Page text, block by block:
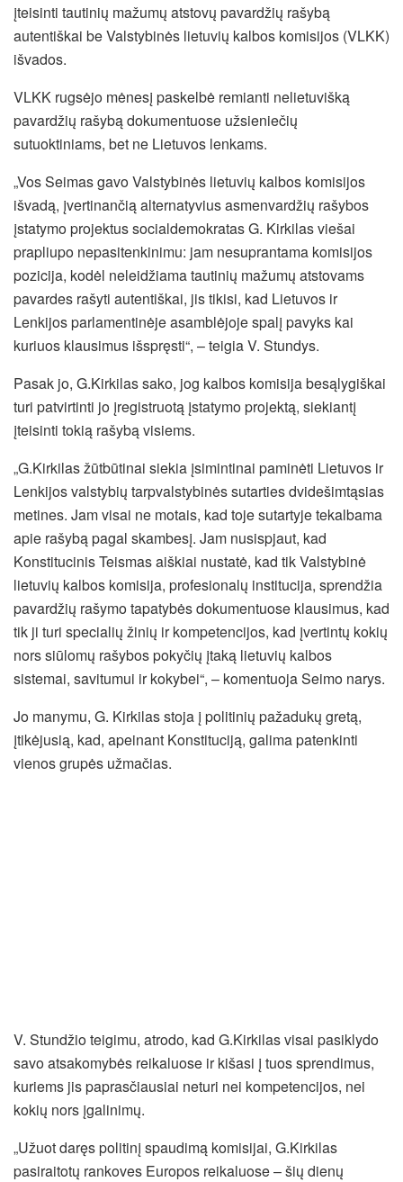
įteisinti tautinių mažumų atstovų pavardžių rašybą
autentiškai be Valstybinės lietuvių kalbos komisijos (VLKK)
išvados.
VLKK rugsėjo mėnesį paskelbė remianti nelietuvišką
pavardžių rašybą dokumentuose užsieniečių
sutuoktiniams, bet ne Lietuvos lenkams.
„Vos Seimas gavo Valstybinės lietuvių kalbos komisijos
išvadą, įvertinančią alternatyviusasmenvardžių rašybos
įstatymo projektus socialdemokratas G. Kirkilas viešai
prapliupo nepasitenkinimu: jam nesuprantama komisijos
pozicija, kodėl neleidžiama tautinių mažumų atstovams
pavardes rašyti autentiškai, jis tikisi, kad Lietuvos ir
Lenkijos parlamentinėje asamblėjoje spalį pavyks kai
kuriuos klausimus išspręsti“, – teigia V. Stundys.
Pasak jo, G.Kirkilas sako, jog kalbos komisija besąlygiškai
turi patvirtinti jo įregistruotą įstatymo projektą, siekiantį
įteisinti tokią rašybą visiems.
„G.Kirkilas žūtbūtinai siekia įsimintinai paminėti Lietuvos ir
Lenkijos valstybių tarpvalstybinės sutarties dvidešimtąsias
metines. Jam visai ne motais, kad toje sutartyje tekalbama
apie rašybą pagal skambesį. Jam nusispjaut, kad
Konstitucinis Teismas aiškiai nustatė, kad tik Valstybinė
lietuvių kalbos komisija, profesionalų institucija, sprendžia
pavardžių rašymo tapatybės dokumentuose klausimus, kad
tik ji turi specialių žinių ir kompetencijos, kad įvertintų kokių
nors siūlomų rašybos pokyčių įtaką lietuvių kalbos
sistemai, savitumui ir kokybei“, – komentuoja Seimo narys.
Jo manymu, G. Kirkilas stoja į politinių pažadukų gretą,
įtikėjusią, kad, apeinant Konstituciją, galima patenkinti
vienos grupės užmačias.
V. Stundžio teigimu, atrodo, kad G.Kirkilas visai pasiklydo
savo atsakomybės reikaluose ir kišasi į tuos sprendimus,
kuriems jis paprasčiausiai neturi nei kompetencijos, nei
kokių nors įgalinimų.
„Užuot daręs politinį spaudimą komisijai, G.Kirkilas
pasiraitotų rankoves Europos reikaluose – šių dienų